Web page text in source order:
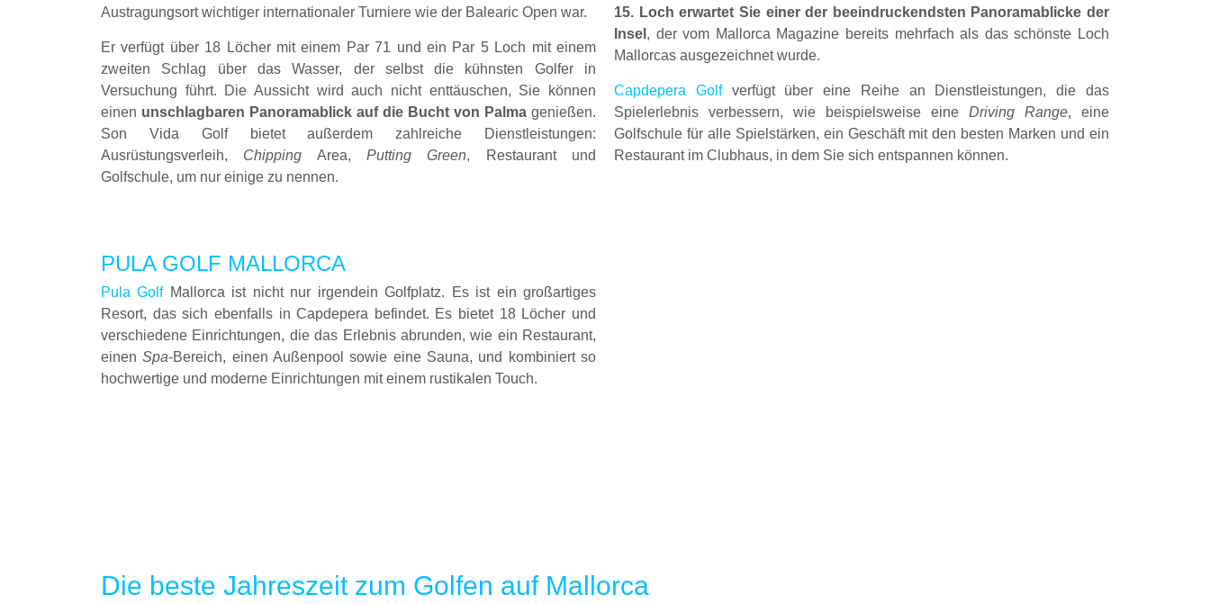
Austragungsort wichtiger internationaler Turniere wie der Balearic Open war.
Er verfügt über 18 Löcher mit einem Par 71 und ein Par 5 Loch mit einem
zweiten Schlag über das Wasser, der selbst die kühnsten Golfer in
Versuchung führt. Die Aussicht wird auch nicht enttäuschen, Sie können
einen unschlagbaren Panoramablick auf die Bucht von Palma genießen.
Son Vida Golf bietet außerdem zahlreiche Dienstleistungen:
Ausrüstungsverleih, Chipping Area,Putting Green, Restaurant und
Golfschule, um nur einige zu nennen.
15. Loch erwartet Sie einer der beeindruckendsten Panoramablicke der
Insel , der vom Mallorca Magazine bereits mehrfach als das schönste Loch
Mallorcas ausgezeichnet wurde.
Capdepera Golfverfügt über eine Reihe an Dienstleistungen, die das
Spielerlebnis verbessern, wie beispielsweise eine Driving Range, eine
Golfschule für alle Spielstärken, ein Geschäft mit den besten Marken und ein
Restaurant im Clubhaus, in dem Sie sich entspannen können.
PULA GOLF MALLORCA
Pula GolfMallorca ist nicht nur irgendein Golfplatz. Es ist ein großartiges
Resort, das sich ebenfalls in Capdepera befindet. Es bietet 18 Löcher und
verschiedene Einrichtungen, die das Erlebnis abrunden, wie ein Restaurant,
einenSpa-Bereich, einen Außenpool sowie eine Sauna, und kombiniert so
hochwertige und moderne Einrichtungen mit einem rustikalen Touch.
Die beste Jahreszeit zum Golfen auf Mallorca